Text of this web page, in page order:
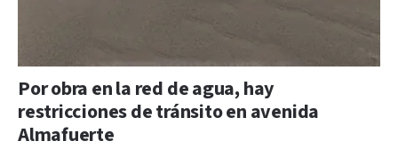
Por obra en la red de agua, hay
restricciones de tránsito en avenida
Almafuerte